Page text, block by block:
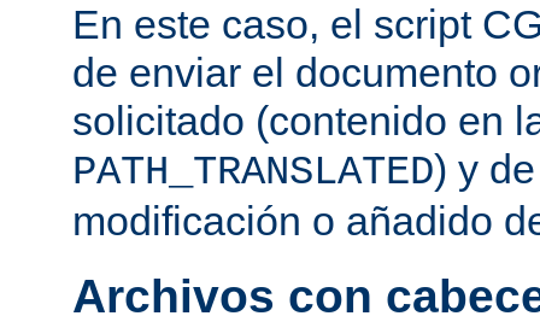
En este caso, el script
de enviar el documento
solicitado (contenido en
PATH_TRANSLATED) y
modificación o añadido
Archivos con